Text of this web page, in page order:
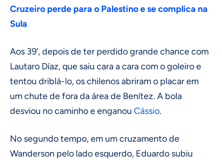
Cruzeiro perde para o Palestino e se complica na
Sula
Aos 39’, depois de ter perdido grande chance com
Lautaro Díaz, que saiu cara a cara com o goleiro e
tentou driblá-lo, os chilenos abriram o placar em
um chute de fora da área de Benítez. A bola
desviou no caminho e enganou Cássio.
No segundo tempo, em um cruzamento de
Wanderson pelo lado esquerdo, Eduardo subiu